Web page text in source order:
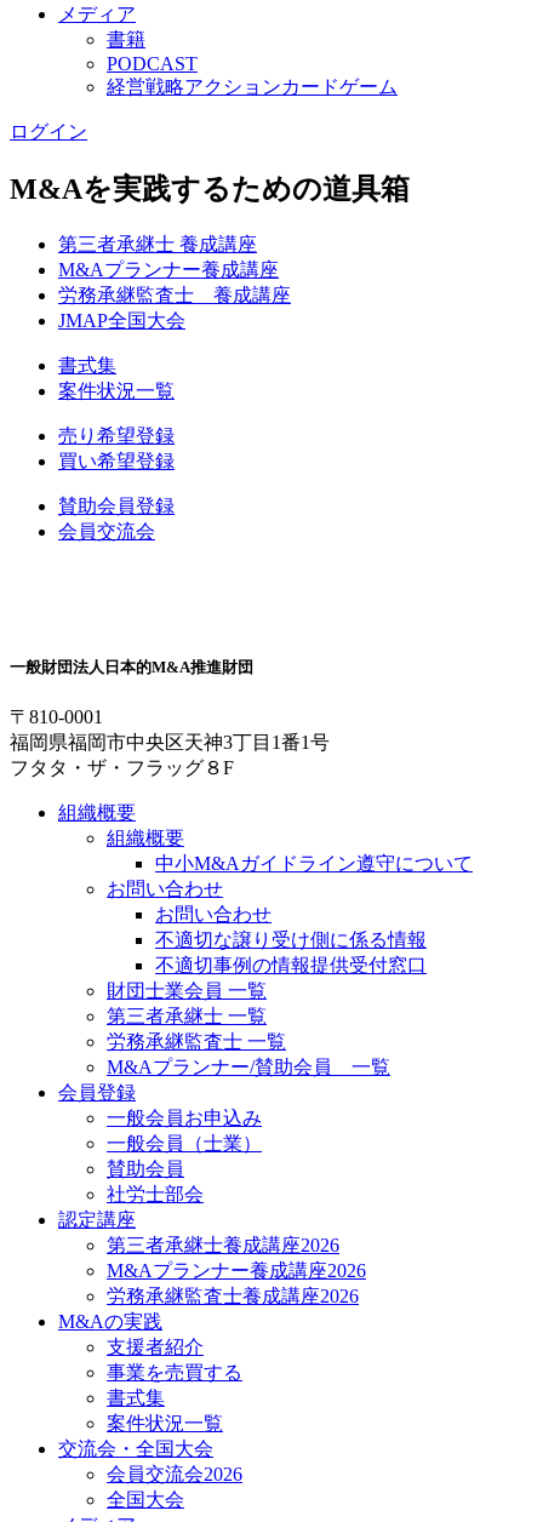
メディア
書籍
PODCAST
経営戦略アクションカードゲーム
ログイン
M&Aを実践するための道具箱
第三者承継士 養成講座
M&Aプランナー養成講座
労務承継監査士 養成講座
JMAP全国大会
書式集
案件状況一覧
売り希望登録
買い希望登録
賛助会員登録
会員交流会
一般財団法人 日本的M&A推進財団
〒810-0001
福岡県福岡市中央区天神3丁目1番1号
フタタ・ザ・フラッグ８F
組織概要
組織概要
中小M&Aガイドライン遵守について
お問い合わせ
お問い合わせ
不適切な譲り受け側に係る情報
不適切事例の情報提供受付窓口
財団士業会員 一覧
第三者承継士 一覧
労務承継監査士 一覧
M&Aプランナー/賛助会員 一覧
会員登録
一般会員お申込み
一般会員（士業）
賛助会員
社労士部会
認定講座
第三者承継士養成講座2026
M&Aプランナー養成講座2026
労務承継監査士養成講座2026
M&Aの実践
支援者紹介
事業を売買する
書式集
案件状況一覧
交流会・全国大会
会員交流会2026
全国大会